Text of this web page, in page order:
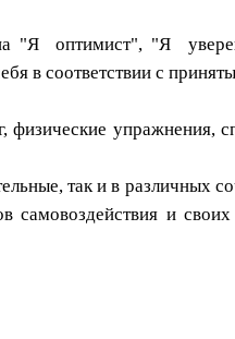
типа "Я оптимист", "Я
в соответствии с
физические упражнения,
так и в различных
самовоздействия и